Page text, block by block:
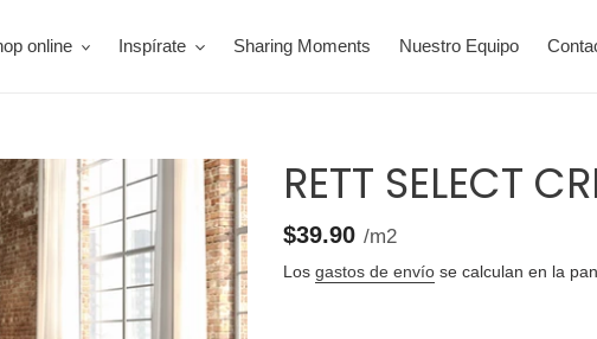
online Inspírate Sharing Moments Nuestro Equipo
RETT SELECT
Precio
unitario
$39.90 /por
m2
Los gastos de envío se calculan en la